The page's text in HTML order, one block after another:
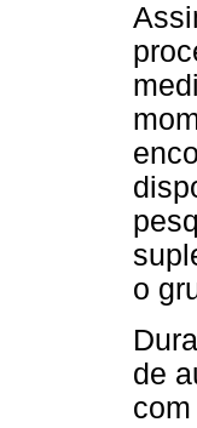
o
de